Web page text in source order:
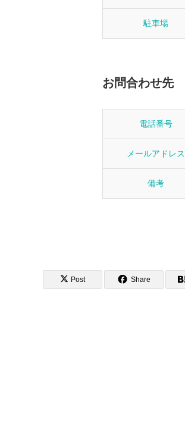
駐車場
お問合わせ先
電話番号
メールアドレス
備考
Post Share